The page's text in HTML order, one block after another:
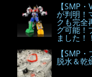
【SMP
が判明！
クも完全
グ可能！
ました！！
【SMP
脱水＆乾